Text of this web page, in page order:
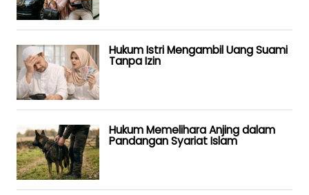
Hukum Istri Mengambil Uang Suami
Tanpa Izin
Hukum Memelihara Anjing dalam
Pandangan Syariat Islam